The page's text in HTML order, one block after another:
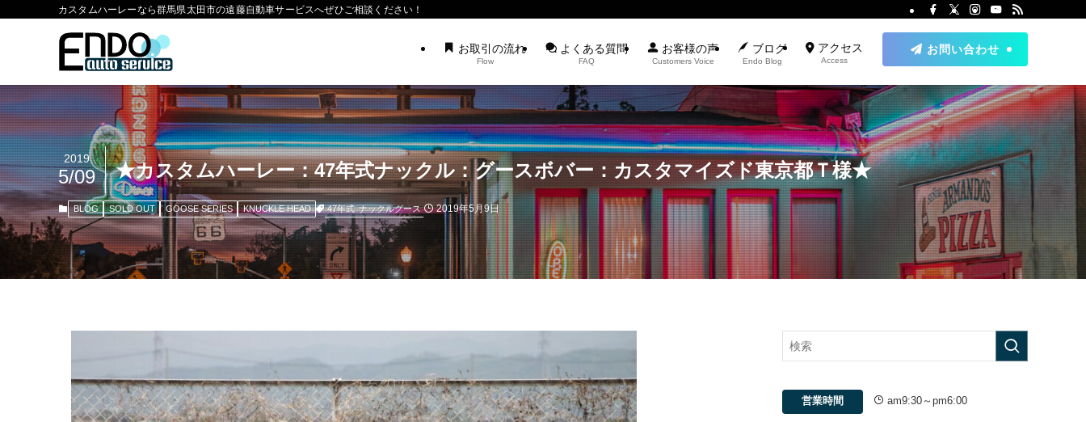
カスタムハーレーなら群馬県太田市の遠藤自動車サービスへぜひご相談ください！
お取引の流れ
Flow
よくある質問
FAQ
お客様の声
Customers Voice
ブログ
Endo Blog
アクセス
Access
お問い合わせ
★カスタムハーレー：47年式ナックル：グースボバー：カスタマイズド東京都Ｔ様★
2019
5/09
BLOG SOLD OUT GOOSE SERIES KNUCKLE HEAD 47年式 ナックルグース 2019年5月9日
営業時間 am9:30～pm6:00